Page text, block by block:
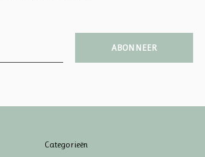
ABONNEER
Categorieën